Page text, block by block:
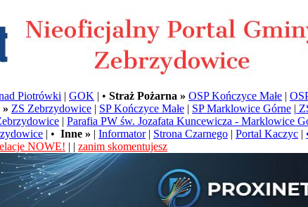
Piotrówki | GOK | • Straż Pożarna » OSP Kończyce Małe |
ZS Zebrzydowice | SP Kończyce Małe | SP Marklowice Górne |
| Parafia PW św. Jozafata Kuncewicza - Marklowice
| • Inne » | Informator| Strona Czarnego | Portal Kaczyc |
NOWE! | | zanim skomentujesz